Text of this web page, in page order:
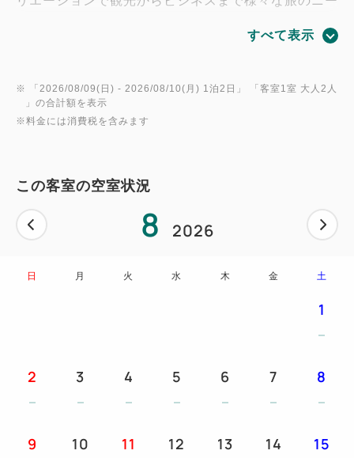
ント横にアメニティバーを設けております。
みに合わせて選べるほか、コーヒーや日本茶なども自
由にご利用いただけます。
・レザー・シェービングクリーム・シャワーキャッ
ラシ＆歯磨き粉
・テレビ・冷蔵庫・加湿機能付き空気清浄機・電話・
イトウエア・ドライヤー・Ｗｉ-Ｆｉ完備
・ズボンプレッサー・アイロン
すべて表示
※ 「 2026/08/09(日) - 2026/08/10(月) 1泊2日 」 「客室1室 大人2人
」の合計額を表示
※料金には消費税を含みます
この客室の空室状況
8 2026
日 月 火 水 木 金 土
1
2 3 4 5 6 7 8
9 10 11 12 13 14 15